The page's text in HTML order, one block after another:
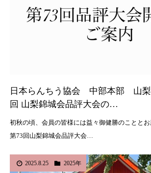
日本らんちう協会 中部本部 山
回 山梨錦城会品評大会の…
初秋の頃、会員の皆様には益々御健勝のこととお
第73回山梨錦城会品評大会…
2025.8.25 2025年